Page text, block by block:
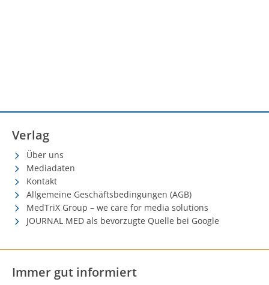
Verlag
Über uns
Mediadaten
Kontakt
Allgemeine Geschäftsbedingungen (AGB)
MedTriX Group – we care for media solutions
JOURNAL MED als bevorzugte Quelle bei Google
Immer gut informiert